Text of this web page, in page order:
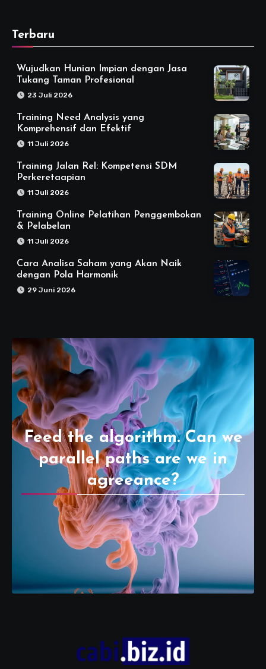
Terbaru
Wujudkan Hunian Impian dengan Jasa
Tukang Taman Profesional
23 Juli 2026
Training Need Analysis yang
Komprehensif dan Efektif
11 Juli 2026
Training Jalan Rel: Kompetensi SDM
Perkeretaapian
11 Juli 2026
Training Online Pelatihan Penggembokan
& Pelabelan
11 Juli 2026
Cara Analisa Saham yang Akan Naik
dengan Pola Harmonik
29 Juni 2026
Feed the algorithm. Can we
parallel paths are we in
agreeance?